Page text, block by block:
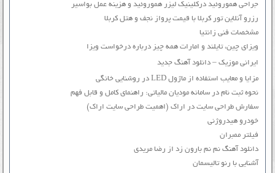
جراحی هموروئید درکلینیک لیزر هموروئید و هزینه عمل بواسیر
رزرو آنلاین تور کربلا با قیمت پرواز نجف و هتل کربلا
مشخصات فنی زانتیا
ویزای چین، تایلند و امارات همه چیز درباره درخواست ویزا
ایرانی موزیک – دانلود آهنگ جدید
مزایا و معایب استفاده از ماژول LED در روشنایی خانگی
نحوه ثبت نام در سامانه مودیان مالیاتی: راهنمای کامل و قابل فهم
سفارش طراحی سایت در اراک (اهمیت طراحی سایت اراک)
خودرو هیدروژنی
فیلتر ممبران
دانلود آهنگ نم نم بارون زد از رضا مریدی
آشنایی با رنو تالیسمان